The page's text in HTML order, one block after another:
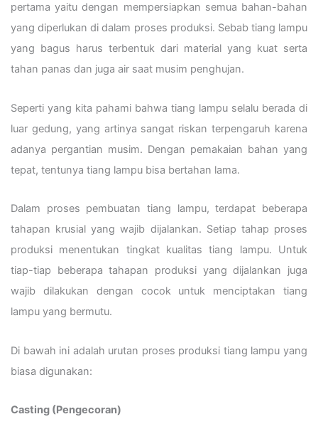
pertama yaitu dengan mempersiapkan semua bahan-bahan
yang diperlukan di dalam proses produksi. Sebab tiang lampu
yang bagus harus terbentuk dari material yang kuat serta
tahan panas dan juga air saat musim penghujan.
Seperti yang kita pahami bahwa tiang lampu selalu berada di
luar gedung, yang artinya sangat riskan terpengaruh karena
adanya pergantian musim. Dengan pemakaian bahan yang
tepat, tentunya tiang lampu bisa bertahan lama.
Dalam proses pembuatan tiang lampu, terdapat beberapa
tahapan krusial yang wajib dijalankan. Setiap tahap proses
produksi menentukan tingkat kualitas tiang lampu. Untuk
tiap-tiap beberapa tahapan produksi yang dijalankan juga
wajib dilakukan dengan cocok untuk menciptakan tiang
lampu yang bermutu.
Di bawah ini adalah urutan proses produksi tiang lampu yang
biasa digunakan:
Casting (Pengecoran)